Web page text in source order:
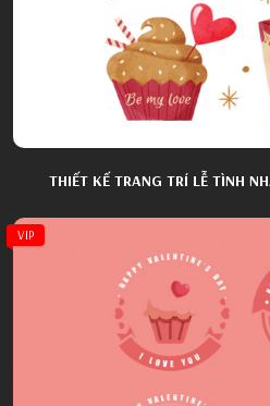
THIẾT KẾ TRANG TRÍ LỄ TÌNH
VIP